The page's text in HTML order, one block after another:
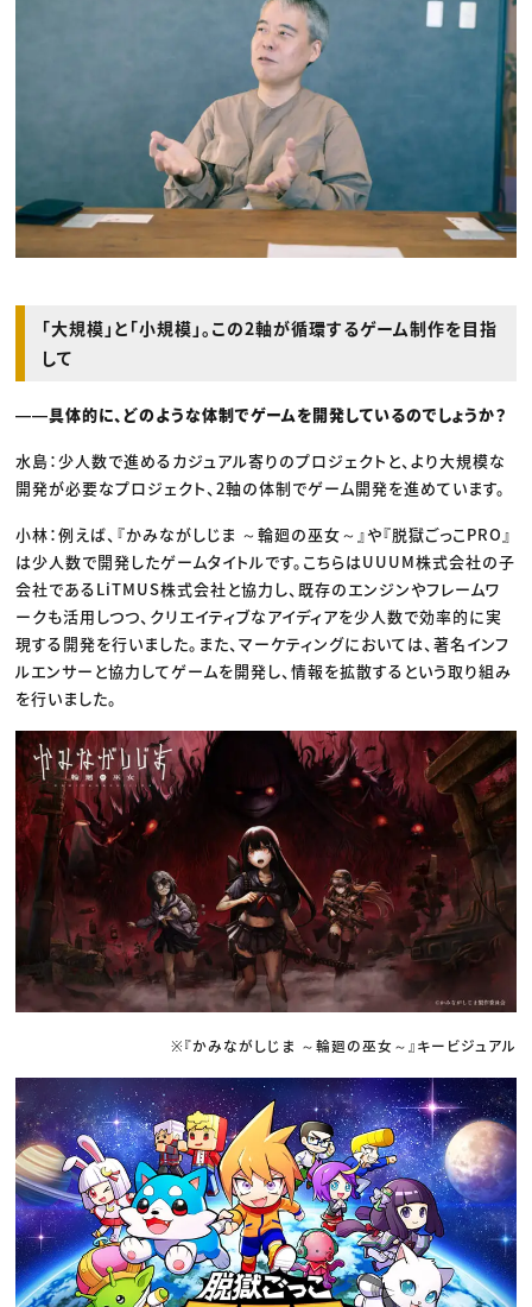
「大規模」と「小規模」。この2軸が循環するゲーム制作を目指
して
――具体的に、どのような体制でゲームを開発しているのでしょうか？
水島：少人数で進めるカジュアル寄りのプロジェクトと、より大規模な
開発が必要なプロジェクト、2軸の体制でゲーム開発を進めています。
小林：例えば、『かみながしじま ～輪廻の巫女～』や『脱獄ごっこPRO』
は少人数で開発したゲームタイトルです。こちらはUUUM株式会社の子
会社であるLiTMUS株式会社と協力し、既存のエンジンやフレームワ
ークも活用しつつ、クリエイティブなアイディアを少人数で効率的に実
現する開発を行いました。また、マーケティングにおいては、著名インフ
ルエンサーと協力してゲームを開発し、情報を拡散するという取り組み
を行いました。
※『かみながしじま ～輪廻の巫女～』キービジュアル